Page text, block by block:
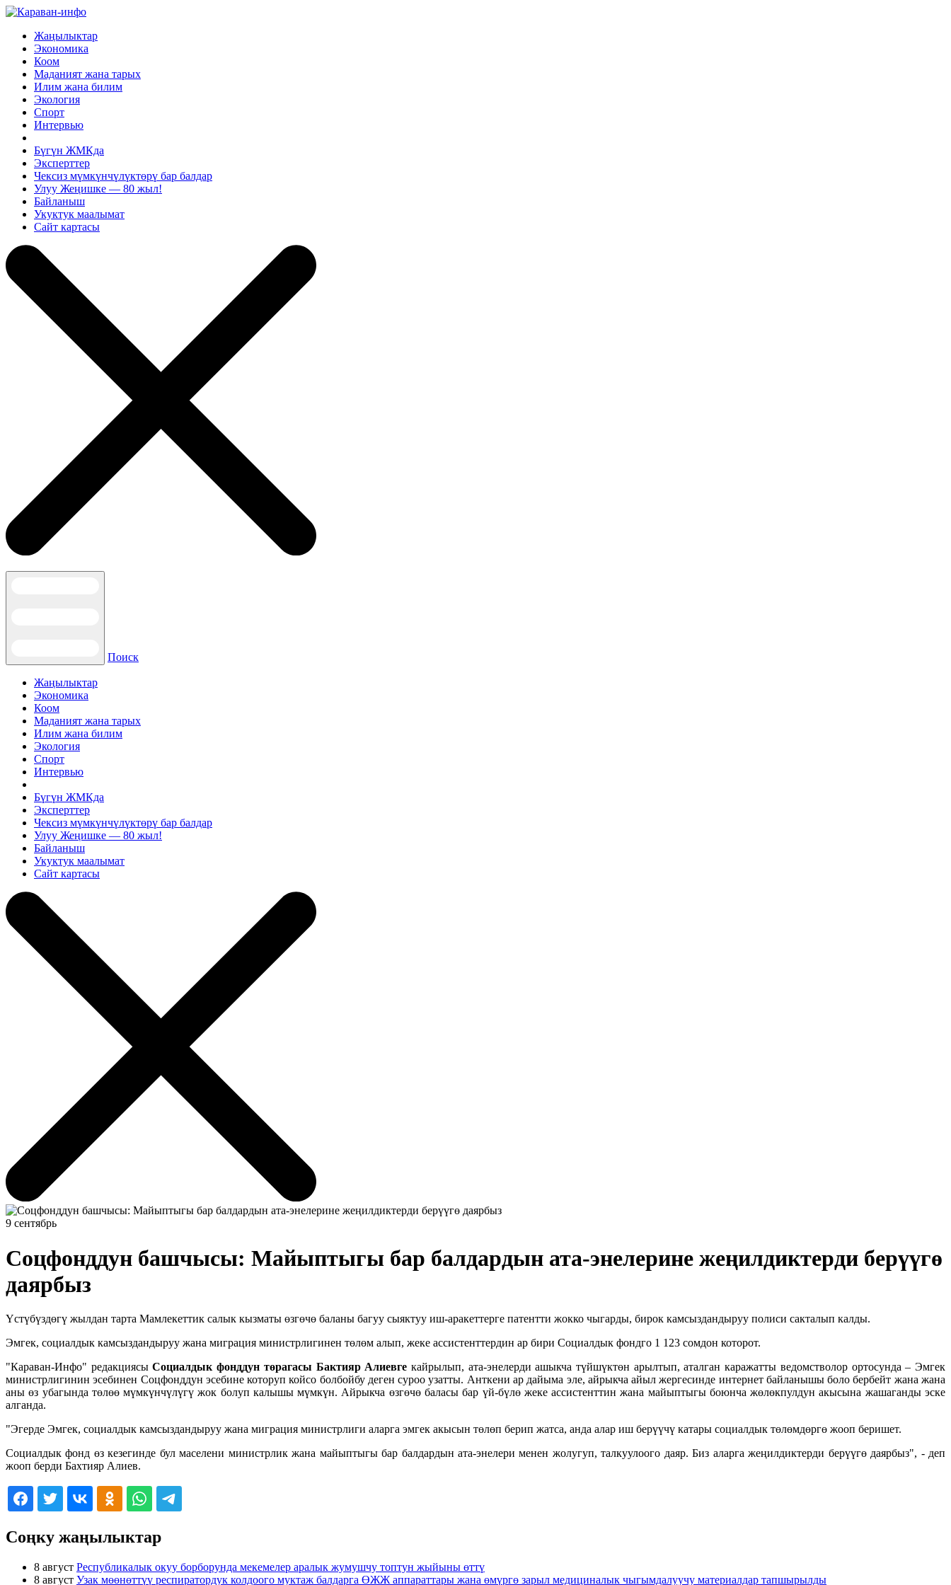
Жаңылыктар
Экономика
Коом
Маданият жана тарых
Илим жана билим
Экология
Спорт
Интервью
Бүгүн ЖМКда
Эксперттер
Чексиз мүмкүнчүлүктөрү бар балдар
Улуу Жеңишке — 80 жыл!
Байланыш
Укуктук маалымат
Сайт картасы
Поиск
Жаңылыктар
Экономика
Коом
Маданият жана тарых
Илим жана билим
Экология
Спорт
Интервью
Бүгүн ЖМКда
Эксперттер
Чексиз мүмкүнчүлүктөрү бар балдар
Улуу Жеңишке — 80 жыл!
Байланыш
Укуктук маалымат
Сайт картасы
9 сентябрь
Соцфонддун башчысы: Майыптыгы бар балдардын ата-энелерине жеңилдиктерди берүүгө
даярбыз
Үстүбүздөгү жылдан тарта Мамлекеттик салык кызматы өзгөчө баланы багуу сыяктуу иш-аракеттерге патентти жокко чыгарды, бирок камсыздандыруу полиси сакталып калды.
Эмгек, социалдык камсыздандыруу жана миграция министрлигинен төлөм алып, жеке ассистенттердин ар бири Социалдык фондго 1 123 сомдон которот.
"Караван-Инфо" редакциясыСоциалдык фонддун төрагасы Бактияр Алиевге кайрылып, ата-энелерди ашыкча түйшүктөн арылтып, аталган каражатты ведомстволор ортосунда – Эмгек
министрлигинин эсебинен Соцфонддун эсебине которуп койсо болбойбу деген суроо узатты. Анткени ар дайыма эле, айрыкча айыл жергесинде интернет байланышы боло бербейт жана жана
аны өз убагында төлөө мүмкүнчүлүгү жок болуп калышы мүмкүн. Айрыкча өзгөчө баласы бар үй-бүлө жеке ассистенттин жана майыптыгы боюнча жөлөкпулдун акысына жашаганды эске
алганда.
"Эгерде Эмгек, социалдык камсыздандыруу жана миграция министрлиги аларга эмгек акысын төлөп берип жатса, анда алар иш берүүчү катары социалдык төлөмдөргө жооп беришет.
Социалдык фонд өз кезегинде бул маселени министрлик жана майыптыгы бар балдардын ата-энелери менен жолугуп, талкуулоого даяр. Биз аларга жеңилдиктерди берүүгө даярбыз", - деп
жооп берди Бахтияр Алиев.
Соңку жаңылыктар
8 август Республикалык окуу борборунда мекемелер аралык жумушчу топтун жыйыны өттү
8 август Узак мөөнөттүү респиратордук колдоого муктаж балдарга ӨЖЖ аппараттары жана өмүргө зарыл медициналык чыгымдалуучу материалдар тапшырылды